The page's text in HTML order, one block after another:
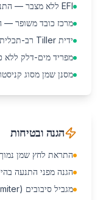
EFI ללא מצבר — התנעה ללא צ׳וק
מרכז כובד משופר —
ידית Tiller רב-תכליתית עם בקרות משולבות
מפריד מים-דלק ללא
מסנן שמן מסוג
הגנה ובטיחות
התראת לחץ שמן נמוך
הגנה מפני התנעה
מגביל סיבובים (Over-rev Limiter)